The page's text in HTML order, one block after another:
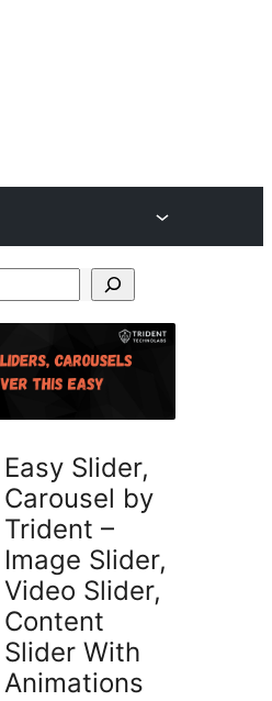
Easy Slider,
Carousel by
Trident –
Image Slider,
Video Slider,
Content
Slider With
Animations